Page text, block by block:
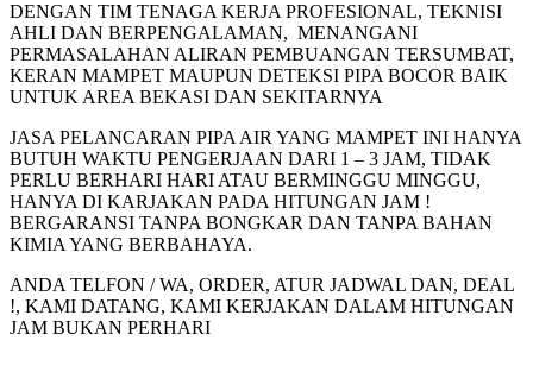
DENGAN TIM TENAGA KERJA PROFESIONAL, TEKNISI
AHLI DAN BERPENGALAMAN, MENANGANI
PERMASALAHAN ALIRAN PEMBUANGAN TERSUMBAT,
KERAN MAMPET MAUPUN DETEKSI PIPA BOCOR BAIK
UNTUK AREA BEKASI DAN SEKITARNYA
JASA PELANCARAN PIPA AIR YANG MAMPET INI HANYA
BUTUH WAKTU PENGERJAAN DARI 1 – 3 JAM, TIDAK
PERLU BERHARI HARI ATAU BERMINGGU MINGGU,
HANYA DI KARJAKAN PADA HITUNGAN JAM !
BERGARANSI TANPA BONGKAR DAN TANPA BAHAN
KIMIA YANG BERBAHAYA.
ANDA TELFON / WA, ORDER, ATUR JADWAL DAN, DEAL
!, KAMI DATANG, KAMI KERJAKAN DALAM HITUNGAN
JAM BUKAN PERHARI